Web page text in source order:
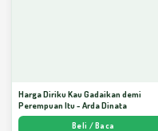
Harga Diriku Kau Gadaikan demi
Perempuan Itu - Arda Dinata
Beli / Baca